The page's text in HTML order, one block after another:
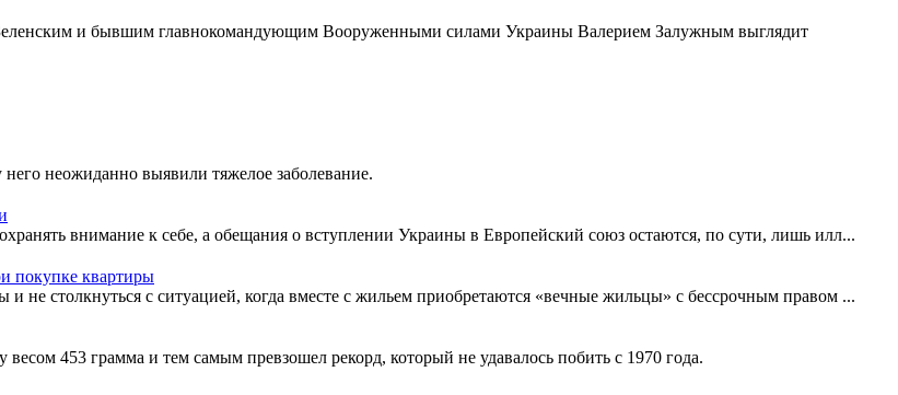
и бывшим главнокомандующим Вооруженными силами Украины Валерием Залужным выглядит
неожиданно выявили тяжелое заболевание.
внимание к себе, а обещания о вступлении Украины в Европейский союз остаются, по сути, лишь илл...
покупке квартиры
не столкнуться с ситуацией, когда вместе с жильем приобретаются «вечные жильцы» с бессрочным правом ...
453 грамма и тем самым превзошел рекорд, который не удавалось побить с 1970 года.